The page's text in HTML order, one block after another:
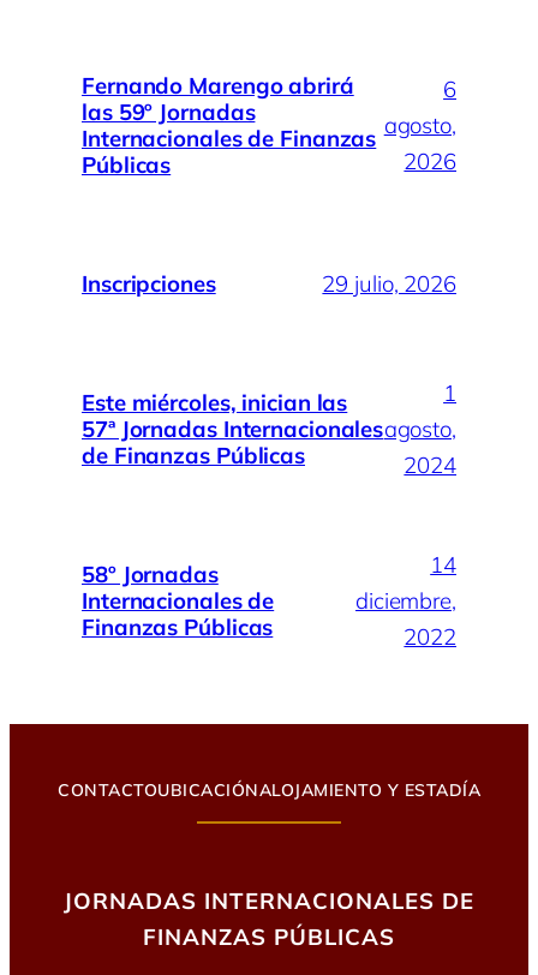
Fernando Marengo abrirá
las 59º Jornadas
Internacionales de Finanzas
Públicas
6
agosto,
2026
Inscripciones 29 julio, 2026
Este miércoles, inician las
57ª Jornadas Internacionales
de Finanzas Públicas
1
agosto,
2024
58º Jornadas
Internacionales de
Finanzas Públicas
14
diciembre,
2022
CONTACTOUBICACIÓNALOJAMIENTO Y ESTADÍA
JORNADAS INTERNACIONALES DE
FINANZAS PÚBLICAS